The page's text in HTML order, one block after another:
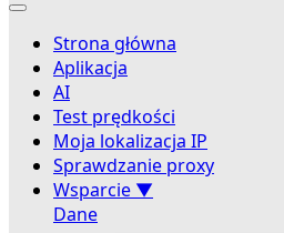
Strona główna
Aplikacja
AI
Test prędkości
Moja lokalizacja IP
Sprawdzanie proxy
Wsparcie ▼
Dane